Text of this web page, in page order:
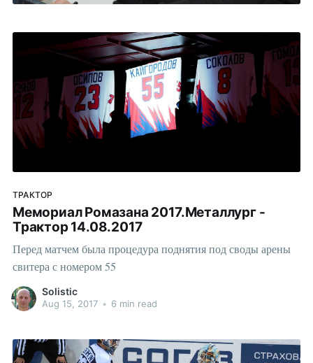
ТРАКТОР
Мемориал Ромазана 2017.Металлург -
Трактор 14.08.2017
Перед матчем была процедура поднятия под своды арены
свитера с номером 55
Solistic
Aug 15, 2017 • 6 min read